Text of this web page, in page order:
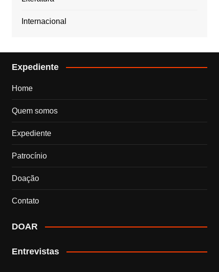
Internacional
Expediente
Home
Quem somos
Expediente
Patrocínio
Doação
Contato
DOAR
Entrevistas